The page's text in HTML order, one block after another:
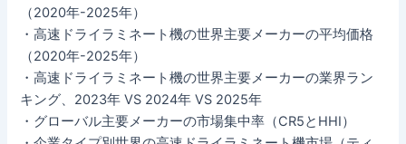
（2020年-2025年）
・高速ドライラミネート機の世界主要メーカーの平均価格
（2020年-2025年）
・高速ドライラミネート機の世界主要メーカーの業界ラン
キング、2023年 VS 2024年 VS 2025年
・グローバル主要メーカーの市場集中率（CR5とHHI）